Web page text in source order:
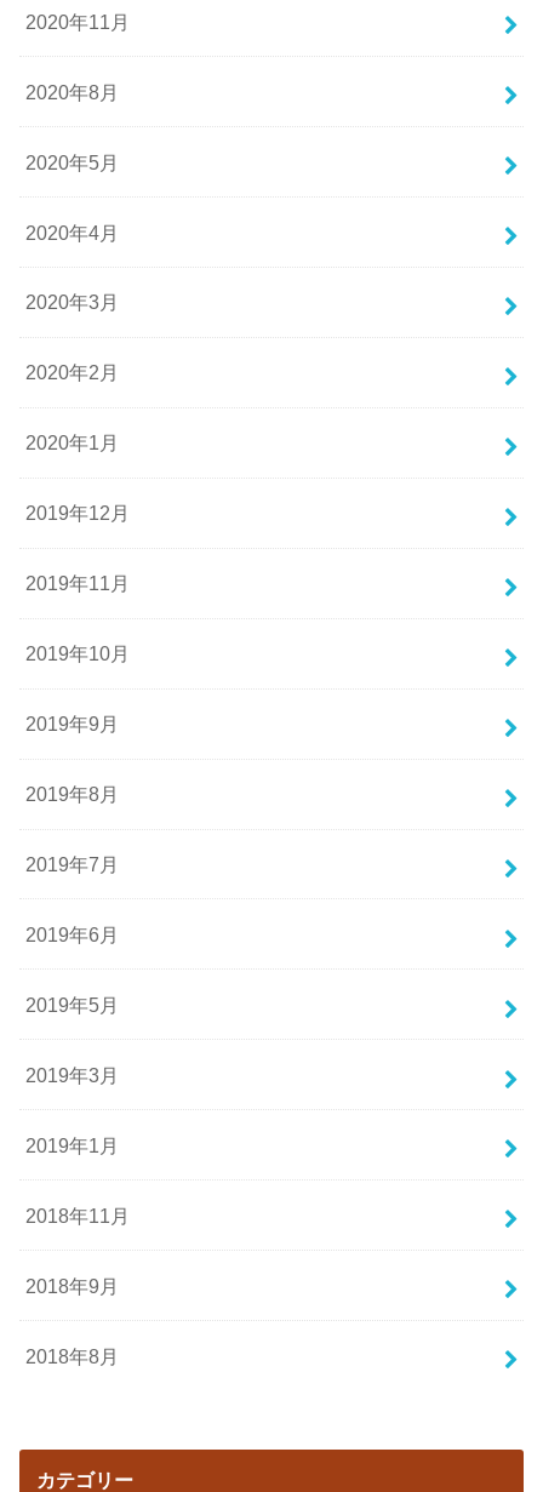
2020年11月
2020年8月
2020年5月
2020年4月
2020年3月
2020年2月
2020年1月
2019年12月
2019年11月
2019年10月
2019年9月
2019年8月
2019年7月
2019年6月
2019年5月
2019年3月
2019年1月
2018年11月
2018年9月
2018年8月
カテゴリー